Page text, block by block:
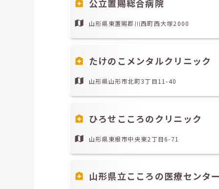
公立置賜総合病院
山形県東置賜郡川西町西大塚2000
たけのこメンタルクリニック
山形県山形市北町3丁目11-40
ひろせこころのクリニック
山形県東根市中央東2丁目6-71
山形県立こころの医療センタ